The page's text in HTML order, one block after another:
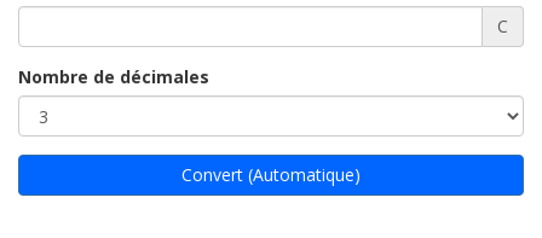
C
Nombre de décimales
Convert (Automatique)